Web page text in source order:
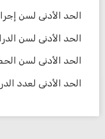
الحد الأدنى لسن
الحد الأدنى لسن
الحد الأدنى لسن
الحد الأدنى لعدد